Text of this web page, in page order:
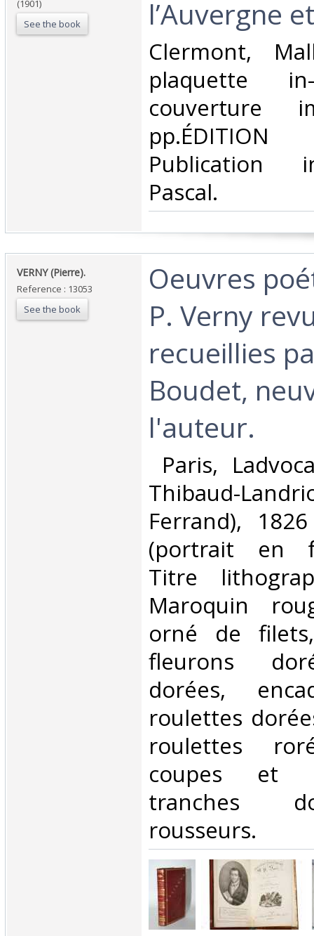
(1901)
See the book
l’Auvergne
‎Clermont,
plaquette
couverture
pp.ÉDITION
Publication
Pascal.‎
‎VERNY (Pierre).‎
Reference : 13053
See the book
‎Oeuvres
P. Verny
recueillies
Boudet,
l'auteur. ‎
Paris,
Thibaud-
Ferrand),
(portrait en
Titre
Maroquin
orné de
fleurons
dorées,
roulettes
roulettes
coupes et
tranches
rousseurs. ‎